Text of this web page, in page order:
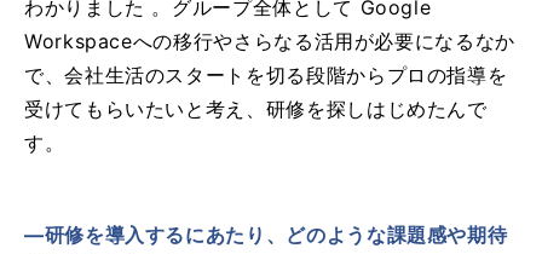
わかりました 。グループ全体として Google
Workspaceへの移行やさらなる活用が必要になるなか
で、会社生活のスタートを切る段階からプロの指導を
受けてもらいたいと考え、研修を探しはじめたんで
す。
―研修を導入するにあたり、どのような課題感や期待